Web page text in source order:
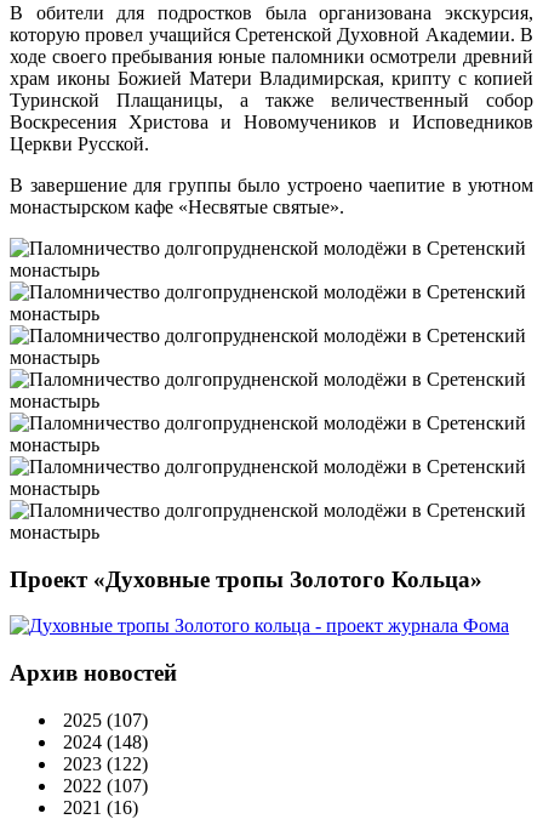
В обители для подростков была организована экскурсия,
которую провел учащийся Сретенской Духовной Академии. В
ходе своего пребывания юные паломники осмотрели древний
храм иконы Божией Матери Владимирская, крипту с копией
Туринской Плащаницы, а также величественный собор
Воскресения Христова и Новомучеников и Исповедников
Церкви Русской.
В завершение для группы было устроено чаепитие в уютном
монастырском кафе «Несвятые святые».
Проект «Духовные тропы Золотого Кольца»
Архив новостей
2025 (107)
2024 (148)
2023 (122)
2022 (107)
2021 (16)